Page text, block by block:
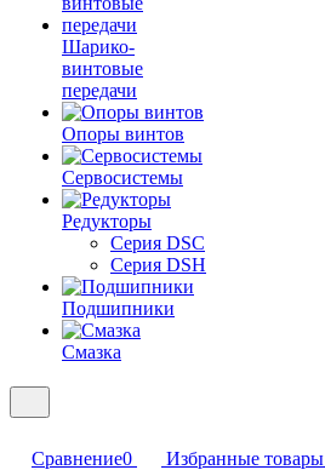
Шарико-
винтовые
передачи
Опоры винтов
Сервосистемы
Редукторы
Серия DSC
Серия DSH
Подшипники
Смазка
Сравнение0 Избранные товары